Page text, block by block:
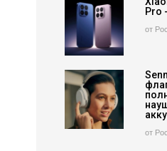
Pro
от
от